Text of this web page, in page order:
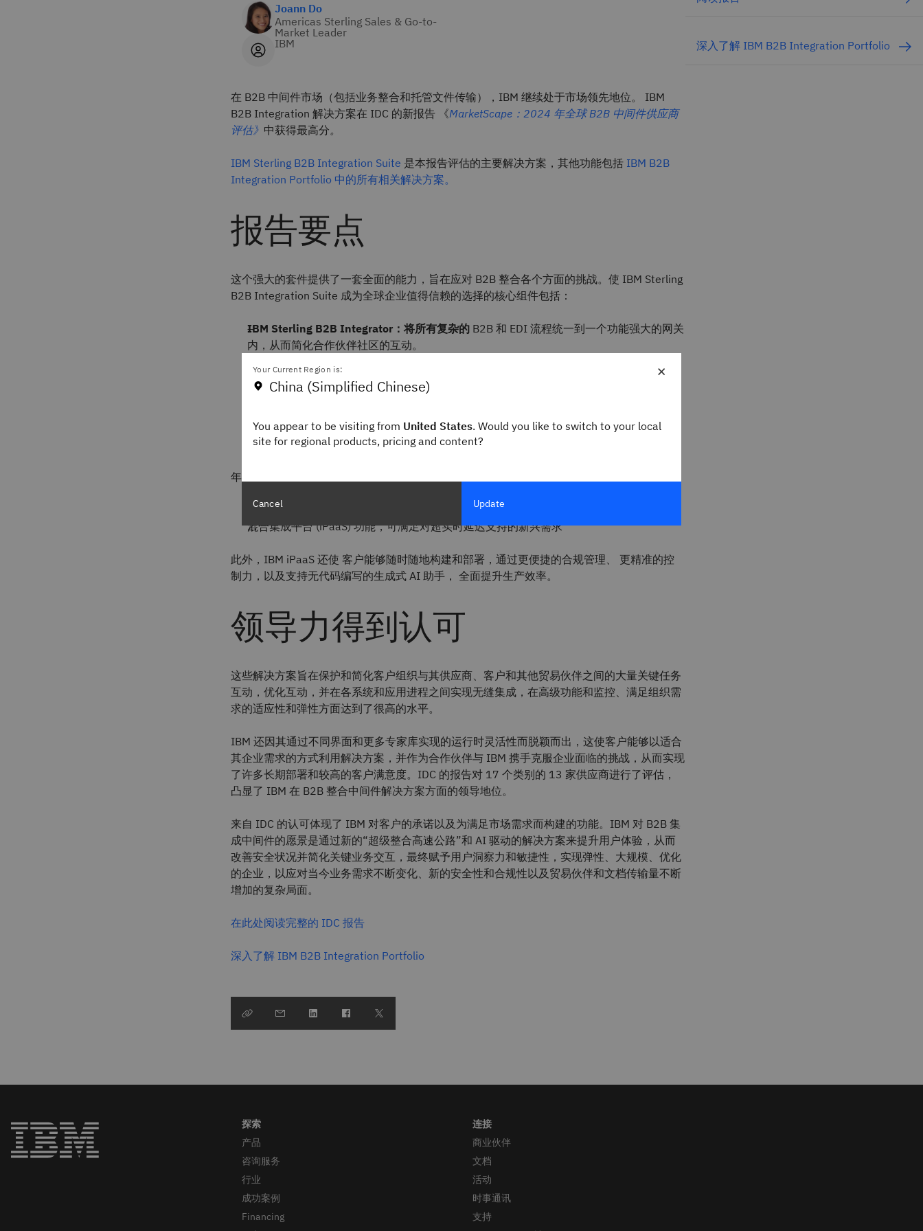
Joann Do
Americas Sterling Sales & Go-to-
Market Leader
IBM
在 B2B 中间件市场（包括业务整合和托管文件传输），IBM 继续处于市场领先地位。 IBM
B2B Integration 解决方案在 IDC 的新报告 《MarketScape：2024 年全球 B2B 中间件供应商
评估》 中获得最高分。
IBM Sterling B2B Integration Suite 是本报告评估的主要解决方案，其他功能包括 IBM B2B
Integration Portfolio 中的所有相关解决方案。
报告要点
这个强大的套件提供了一套全面的能力，旨在应对 B2B 整合各个方面的挑战。使 IBM Sterling
B2B Integration Suite 成为全球企业值得信赖的选择的核心组件包括：
IBM Sterling B2B Integrator ：将所有复杂的 B2B 和 EDI 流程统一到一个功能强大的网关
内，从而简化合作伙伴社区的互动。
线的边缘网关上，确保可靠的企业连接。
IBM Sterling Transformation Extender
IBM Sterling Control Center Monitor：通过全面的监控和分析，为整个 B2B 和托管文件
传输环境提供可靠、实时的可见性和稳健的治理。
年度报告还强调了 IBM 致力于解决客户痛点，推进以下领域的开发：
现代化用户界面/用户体验，提高易用性，并扩展至非技术用户群体
混合集成平台 (iPaaS) 功能，可满足对超实时延迟支持的新兴需求
此外，IBM iPaaS 还使 客户能够随时随地构建和部署，通过更便捷的合规管理、 更精准的控
制力，以及支持无代码编写的生成式 AI 助手， 全面提升生产效率。
领导力得到认可
这些解决方案旨在保护和简化客户组织与其供应商、客户和其他贸易伙伴之间的大量关键任务
互动，优化互动，并在各系统和应用进程之间实现无缝集成，在高级功能和监控、满足组织需
求的适应性和弹性方面达到了很高的水平。
IBM 还因其通过不同界面和更多专家库实现的运行时灵活性而脱颖而出，这使客户能够以适合
其企业需求的方式利用解决方案，并作为合作伙伴与 IBM 携手克服企业面临的挑战，从而实现
了许多长期部署和较高的客户满意度。IDC 的报告对 17 个类别的 13 家供应商进行了评估，
凸显了 IBM 在 B2B 整合中间件解决方案方面的领导地位。
来自 IDC 的认可体现了 IBM 对客户的承诺以及为满足市场需求而构建的功能。IBM 对 B2B 集
成中间件的愿景是通过新的“超级整合高速公路”和 AI 驱动的解决方案来提升用户体验，从而
改善安全状况并简化关键业务交互，最终赋予用户洞察力和敏捷性，实现弹性、大规模、优化
的企业，以应对当今业务需求不断变化、新的安全性和合规性以及贸易伙伴和文档传输量不断
增加的复杂局面。
在此处阅读完整的 IDC 报告
深入了解 IBM B2B Integration Portfolio
深入了解 IBM B2B Integration Portfolio
产品
咨询服务
行业
成功案例
Financing
商业伙伴
文档
活动
时事通讯
支持
×
Your Current Region is:
China (Simplified Chinese)
You appear to be visiting from United States. Would you like to switch to your local
site for regional products, pricing and content?
Cancel Update